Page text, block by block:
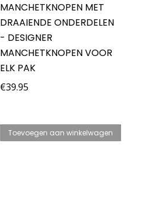
MANCHETKNOPEN MET
DRAAIENDE ONDERDELEN
- DESIGNER
MANCHETKNOPEN VOOR
ELK PAK
€39.95
Toevoegen aan winkelwagen